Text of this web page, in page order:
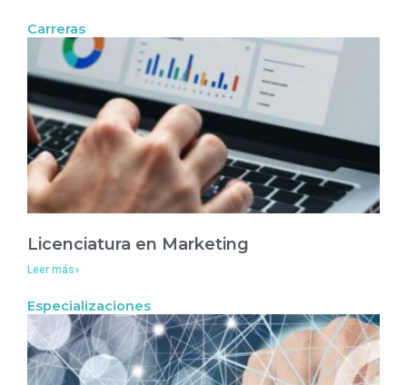
Carreras
Licenciatura en Marketing
Leer más»
Especializaciones